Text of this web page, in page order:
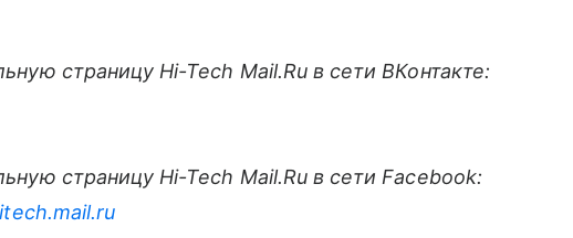
страницу Hi-Tech Mail.Ru в сети ВКонтакте:
страницу Hi-Tech Mail.Ru в сети Facebook: